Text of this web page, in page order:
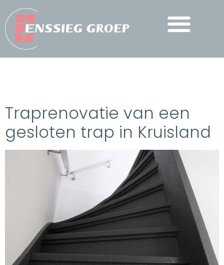
FLAKESTRAP
Traprenovatie van een
gesloten trap in Kruisland